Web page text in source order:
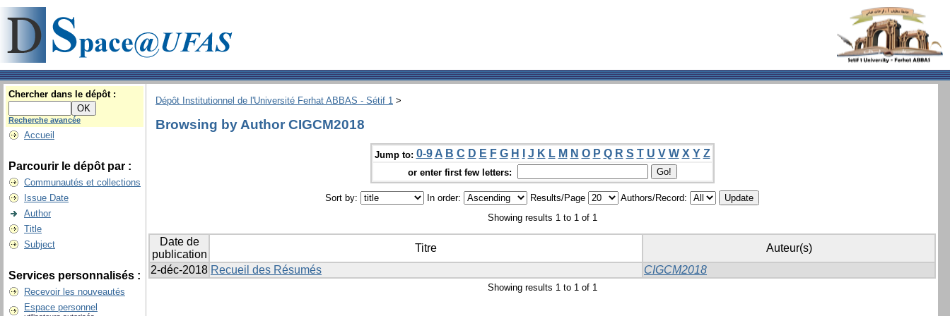
Chercher dans le dépôt :
Recherche avancée
Accueil
Parcourir le dépôt par :
Communautés et collections
Issue Date
Author
Title
Subject
Services personnalisés :
Recevoir les nouveautés
Espace personnel
Dépôt Institutionnel de l'Université Ferhat ABBAS - Sétif 1 >
Browsing by Author CIGCM2018
Jump to: 0-9 A B C D E F G H J K L M N O P Q R S T U V W X Y Z
or enter first few letters:
Sort by: In order: Results/Page
Authors/Record:
Showing results 1 to 1 of 1
Date de
publication
Titre
Auteur(s)
2-déc-2018 Recueil des Résumés CIGCM2018
Showing results 1 to 1 of 1